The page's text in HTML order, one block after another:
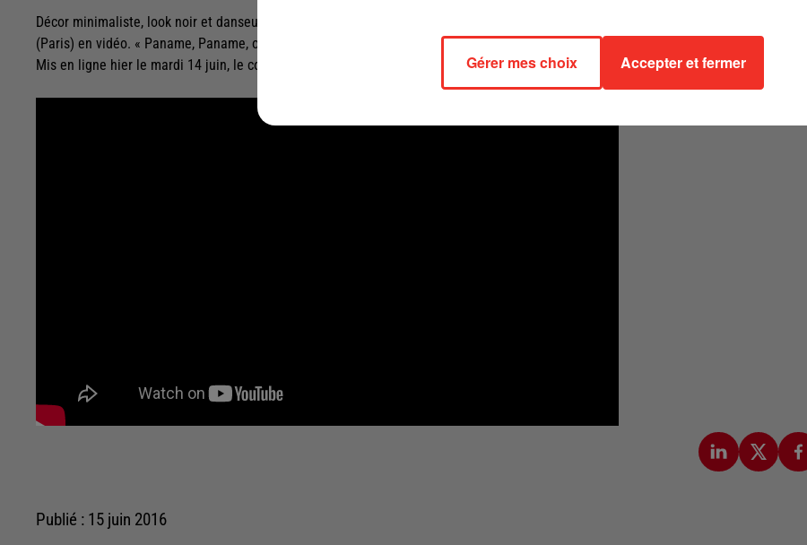
Décor minimaliste, look noir et danseurs homme et femme à son image : le nouveau clip de Slimane, met sa chanson « Paname »
(Paris) en vidéo. « Paname, Paname, on arrive... moi, ma gueule et mon sac à dos », entonne le dernier gagnant de The Voice, sur TF1.
Mis en ligne hier le mardi 14 juin, le court métrage au rythme estival et aux touches d'accordéon a déjà été vu plus de 33.600 fois.
Publié : 15 juin 2016
Gérer mes choix Accepter et fermer